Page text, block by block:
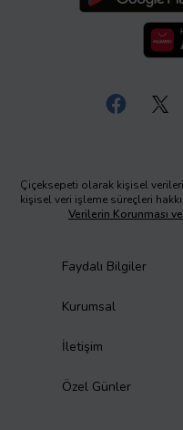
Çiçeksepeti olarak kişisel
kişisel veri işleme süreçleri
Verilerin Korunması
Faydalı Bilgiler
Kurumsal
İletişim
Özel Günler